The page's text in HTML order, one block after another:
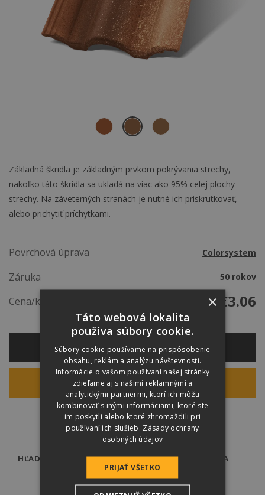
Základná škridla je základným prvkom pokrývania strechy,
nakoľko táto škridla sa ukladá na viac ako 95% celej plochy
strechy. Na záveterných stranách je nutné ich priskrutkovať,
alebo prichytiť príchytkami.
Povrchová úprava Colorsystem
Záruka 50 rokov
Cena/ks €3.06
VÝPOČET MATERIÁLU
KALKULÁCIA CENY
HĽADÁTE ODBORNÍKA? PREDAJCOVIA
×
Táto webová lokalita
používa súbory cookie.
Súbory cookie používame na prispôsobenie
obsahu, reklám a analýzu návštevnosti.
Informácie o vašom používaní našej stránky
zdieľame aj s našimi reklamnými a
analytickými partnermi, ktorí ich môžu
kombinovať s inými informáciami, ktoré ste
im poskytli alebo ktoré zhromaždili pri
používaní ich služieb. Zásady ochrany
osobných údajov
PRIJAŤ VŠETKO